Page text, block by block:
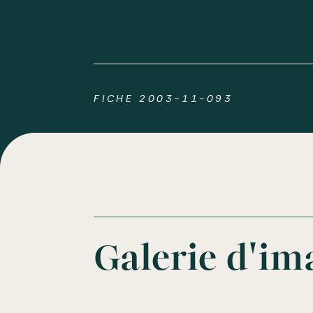
FICHE 2003-11-093
Galerie